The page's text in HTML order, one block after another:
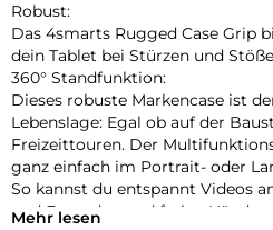
Robust:
Das 4smarts Rugged Case Grip
dein Tablet bei Stürzen und
360° Standfunktion:
Dieses robuste Markencase ist
Lebenslage: Egal ob auf der
Freizeittouren. Der
ganz einfach im Portrait- oder
So kannst du entspannt Videos
und Freunden und freien Händen
Mehr lesen